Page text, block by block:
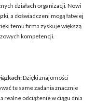
działach organizacji. Nowi
a doświadczeni mogą łatwiej
temu firma zyskuje większą
kompetencji.
Dzięki znajomości
te same zadania znacznie
realne odciążenie w ciągu dnia